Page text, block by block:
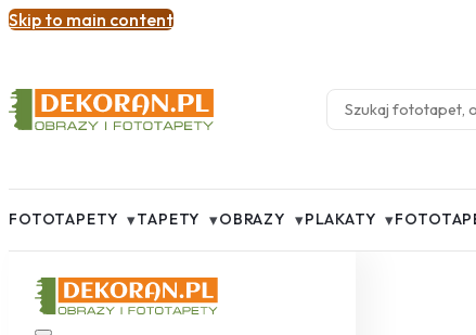
Skip to main content
FOTOTAPETY ▾TAPETY ▾OBRAZY ▾PLAKATY ▾